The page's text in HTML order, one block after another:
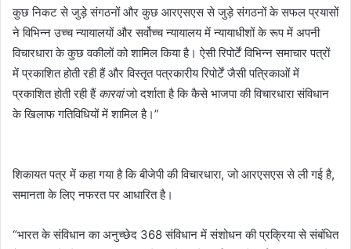
कुछ निकट से जुड़े संगठनों और कुछ आरएसएस से जुड़े संगठनों के सफल प्रयासों
ने विभिन्न उच्च न्यायालयों और सर्वोच्च न्यायालय में न्यायाधीशों के रूप में अपनी
विचारधारा के कुछ वकीलों को शामिल किया है। ऐसी रिपोर्टें विभिन्न समाचार पत्रों
में प्रकाशित होती रही हैं और विस्तृत पत्रकारीय रिपोर्टें जैसी पत्रिकाओं में
प्रकाशित होती रही हैं कारवांजो दर्शाता है कि कैसे भाजपा की विचारधारा संविधान
के खिलाफ गतिविधियों में शामिल है।”
शिकायत पत्र में कहा गया है कि बीजेपी की विचारधारा, जो आरएसएस से ली गई है,
समानता के लिए नफरत पर आधारित है।
“भारत के संविधान का अनुच्छेद 368 संविधान में संशोधन की प्रक्रिया से संबंधित